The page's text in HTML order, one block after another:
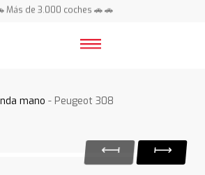
Más de 3.000 coches 🚗 🚗
mano - Peugeot 308